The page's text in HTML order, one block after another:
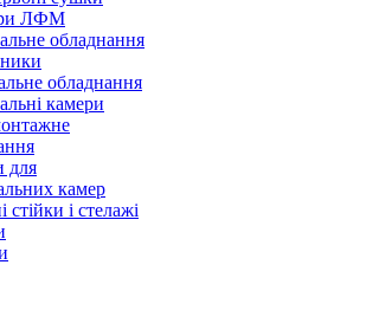
ЛФМ
обладнання
обладнання
камери
для
камер
стійки і стелажі